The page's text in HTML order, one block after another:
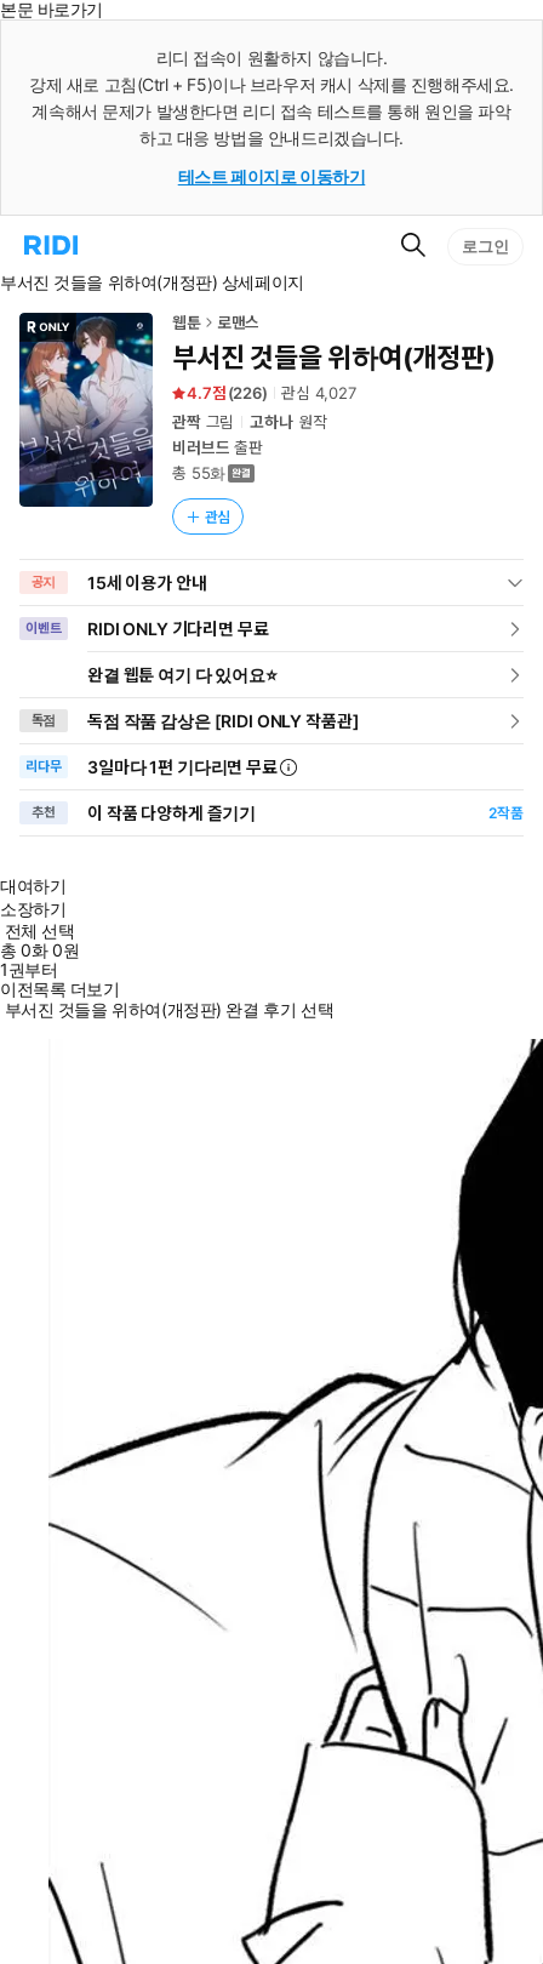
본문 바로가기
리디 접속이 원활하지 않습니다.
강제 새로 고침(Ctrl + F5)이나 브라우저 캐시 삭제를 진행해주세요.
계속해서 문제가 발생한다면 리디 접속 테스트를 통해 원인을 파악
하고 대응 방법을 안내드리겠습니다.
테스트 페이지로 이동하기
리
홈
로
이
동
검
로그인
부서진 것들을 위하여(개정판) 상세페이지
웹툰 로맨스
부서진 것들을 위하여(개정판)
4.7 (226) 관심 4,027
관짝그림 고하나 원작
비러브드 출판
총 55화
관심
공지 15세 이용가 안내
이벤트 RIDI ONLY 기다리면 무료
완결 웹툰 여기 다 있어요⭐
독점 독점 작품 감상은 [RIDI ONLY 작품관]
리다무 3일마다1편 기다리면 무료
추천 이 작품 다양하게 즐기기 2작품
대여하기
소장하기
전체 선택
총0화0원
1권부터
이전목록 더보기
부서진 것들을 위하여(개정판) 완결 후기 선택